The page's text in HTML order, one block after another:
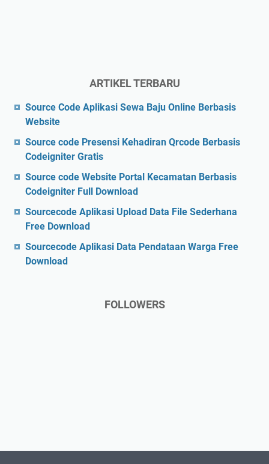
ARTIKEL TERBARU
Source Code Aplikasi Sewa Baju Online Berbasis
Website
Source code Presensi Kehadiran Qrcode Berbasis
Codeigniter Gratis
Source code Website Portal Kecamatan Berbasis
Codeigniter Full Download
Sourcecode Aplikasi Upload Data File Sederhana
Free Download
Sourcecode Aplikasi Data Pendataan Warga Free
Download
FOLLOWERS